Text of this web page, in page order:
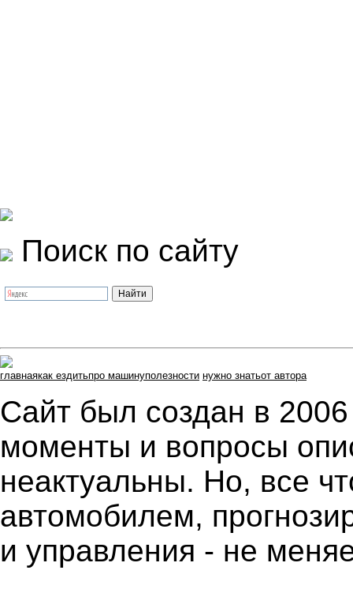
Поиск по сайту
главнаякак ездитьпро машинуполезности нужно знатьот автора
Сайт был создан в 2006
моменты и вопросы
неактуальны. Но, все
автомобилем,
и управления - не